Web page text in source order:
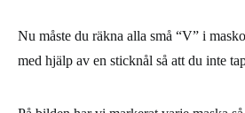
Nu måste du räkna alla små “V” i
med hjälp av en sticknål så att du inte